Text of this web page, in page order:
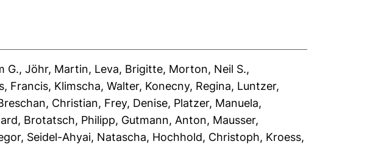
G.,Jöhr, Martin, Leva, Brigitte, Morton, Neil S.,
Francis, Klimscha, Walter, Konecny, Regina, Luntzer,
Christian, Frey, Denise, Platzer, Manuela,
, Brotatsch, Philipp, Gutmann, Anton, Mausser,
, Seidel-Ahyai, Natascha, Hochhold, Christoph, Kroess,